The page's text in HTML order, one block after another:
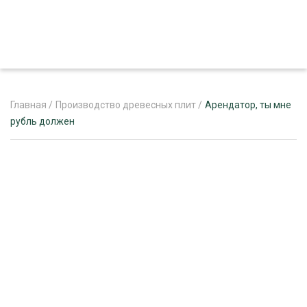
Главная / Производство древесных плит / Арендатор, ты мне
рубль должен